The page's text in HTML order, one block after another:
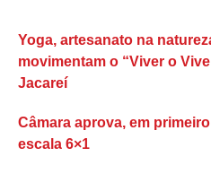
Yoga, artesanato na
movimentam o “Viver o
Jacareí
Câmara aprova, em
escala 6×1